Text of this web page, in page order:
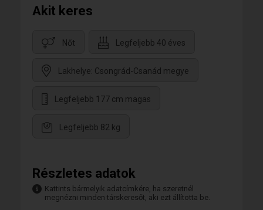
Akit keres
Nőt Legfeljebb 40 éves
Lakhelye: Csongrád-Csanád megye
Legfeljebb 177 cm magas
Legfeljebb 82 kg
Részletes adatok
Kattints bármelyik adatcímkére, ha szeretnél
megnézni minden társkeresőt, aki ezt állította be.